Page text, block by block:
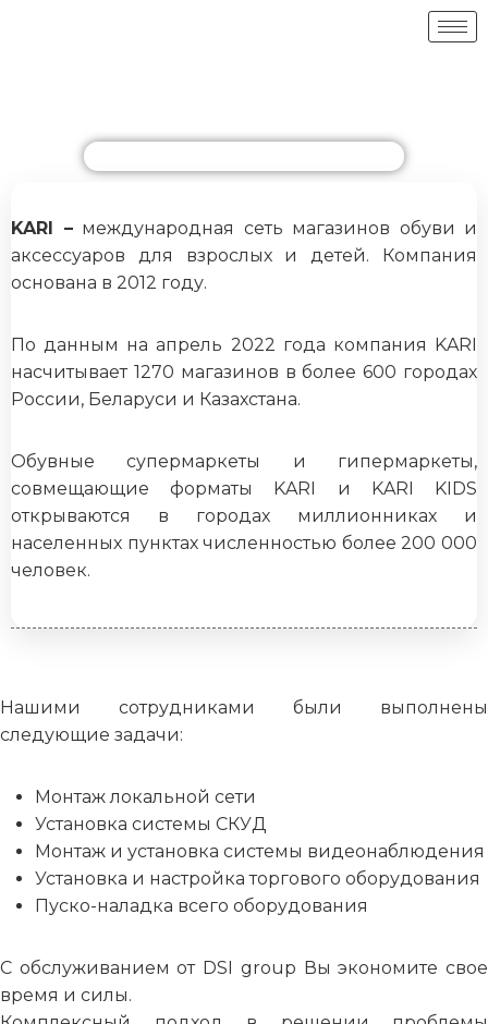
KARI –международная сеть магазинов обуви и
аксессуаров для взрослых и детей. Компания
основана в 2012 году.
По данным на апрель 2022 года компания KARI
насчитывает 1270 магазинов в более 600 городах
России, Беларуси и Казахстана.
Обувные супермаркеты и гипермаркеты,
совмещающие форматы KARI и KARI KIDS
открываются в городах миллионниках и
населенных пунктах численностью более 200 000
человек.
Нашими сотрудниками были выполнены
следующие задачи:
Монтаж локальной сети
Установка системы СКУД
Монтаж и установка системы видеонаблюдения
Установка и настройка торгового оборудования
Пуско-наладка всего оборудования
С обслуживанием от DSI group Вы экономите свое
время и силы.